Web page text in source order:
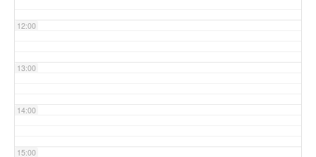
12:00
13:00
14:00
15:00